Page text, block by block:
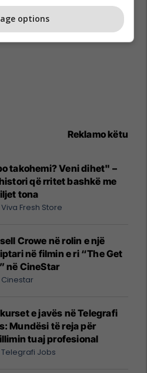
Reklamo këtu
takohemi? Veni dihet" –
që rritet bashkë me
tona
Viva Fresh Store
Crowe në rolin e një
në filmin e ri “The Get
në CineStar
Cinestar
e javës në Telegrafi
Mundësi të reja për
tuaj profesional
Telegrafi Jobs
options